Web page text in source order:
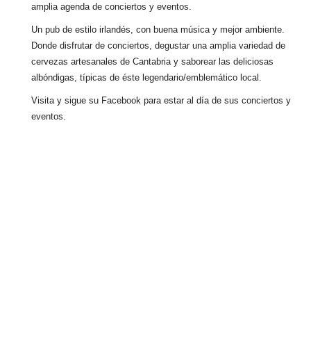
amplia agenda de conciertos y eventos.
Un pub de estilo irlandés, con buena música y mejor ambiente.
Donde disfrutar de conciertos, degustar una amplia variedad de
cervezas artesanales de Cantabria y saborear las deliciosas
albóndigas, típicas de éste legendario/emblemático local.
Visita y sigue su Facebook para estar al día de sus conciertos y
eventos.